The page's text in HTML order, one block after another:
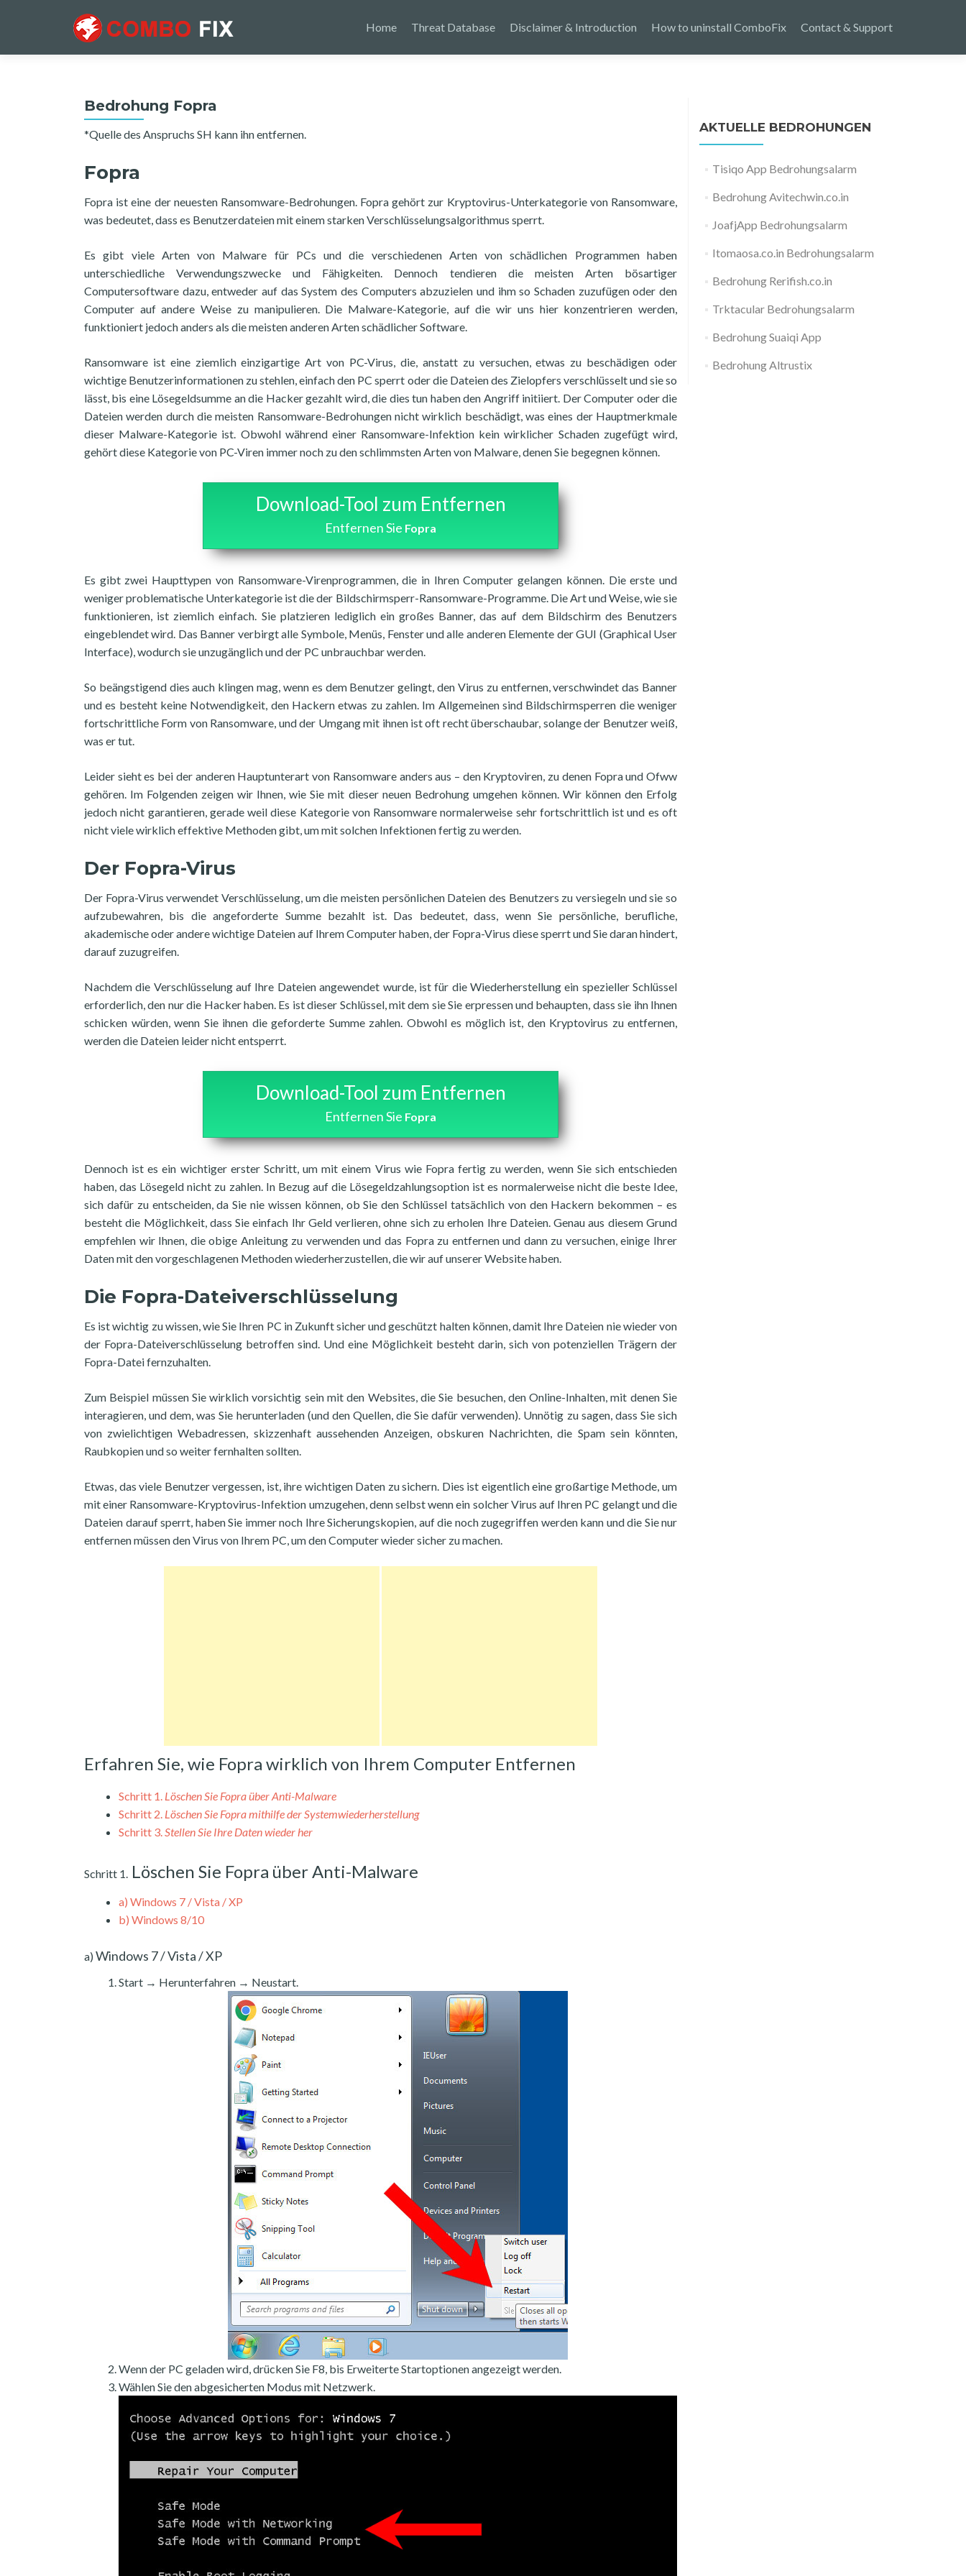
Home Threat Database Disclaimer & Introduction How to uninstall ComboFix Contact & Support
Bedrohung Fopra
*Quelle des Anspruchs SH kann ihn entfernen.
Fopra
Fopra ist eine der neuesten Ransomware-Bedrohungen. Fopra gehört zur Kryptovirus-Unterkategorie von Ransomware,
was bedeutet, dass es Benutzerdateien mit einem starken Verschlüsselungsalgorithmus sperrt.
Es gibt viele Arten von Malware für PCs und die verschiedenen Arten von schädlichen Programmen haben
unterschiedliche Verwendungszwecke und Fähigkeiten. Dennoch tendieren die meisten Arten bösartiger
Computersoftware dazu, entweder auf das System des Computers abzuzielen und ihm so Schaden zuzufügen oder den
Computer auf andere Weise zu manipulieren. Die Malware-Kategorie, auf die wir uns hier konzentrieren werden,
funktioniert jedoch anders als die meisten anderen Arten schädlicher Software.
Ransomware ist eine ziemlich einzigartige Art von PC-Virus, die, anstatt zu versuchen, etwas zu beschädigen oder
wichtige Benutzerinformationen zu stehlen, einfach den PC sperrt oder die Dateien des Zielopfers verschlüsselt und sie so
lässt, bis eine Lösegeldsumme an die Hacker gezahlt wird, die dies tun haben den Angriff initiiert. Der Computer oder die
Dateien werden durch die meisten Ransomware-Bedrohungen nicht wirklich beschädigt, was eines der Hauptmerkmale
dieser Malware-Kategorie ist. Obwohl während einer Ransomware-Infektion kein wirklicher Schaden zugefügt wird,
gehört diese Kategorie von PC-Viren immer noch zu den schlimmsten Arten von Malware, denen Sie begegnen können.
Download-Tool zum Entfernen
Entfernen Sie Fopra
Es gibt zwei Haupttypen von Ransomware-Virenprogrammen, die in Ihren Computer gelangen können. Die erste und
weniger problematische Unterkategorie ist die der Bildschirmsperr-Ransomware-Programme. Die Art und Weise, wie sie
funktionieren, ist ziemlich einfach. Sie platzieren lediglich ein großes Banner, das auf dem Bildschirm des Benutzers
eingeblendet wird. Das Banner verbirgt alle Symbole, Menüs, Fenster und alle anderen Elemente der GUI (Graphical User
Interface), wodurch sie unzugänglich und der PC unbrauchbar werden.
So beängstigend dies auch klingen mag, wenn es dem Benutzer gelingt, den Virus zu entfernen, verschwindet das Banner
und es besteht keine Notwendigkeit, den Hackern etwas zu zahlen. Im Allgemeinen sind Bildschirmsperren die weniger
fortschrittliche Form von Ransomware, und der Umgang mit ihnen ist oft recht überschaubar, solange der Benutzer weiß,
was er tut.
Leider sieht es bei der anderen Hauptunterart von Ransomware anders aus – den Kryptoviren, zu denen Fopra und Ofww
gehören. Im Folgenden zeigen wir Ihnen, wie Sie mit dieser neuen Bedrohung umgehen können. Wir können den Erfolg
jedoch nicht garantieren, gerade weil diese Kategorie von Ransomware normalerweise sehr fortschrittlich ist und es oft
nicht viele wirklich effektive Methoden gibt, um mit solchen Infektionen fertig zu werden.
Der Fopra-Virus
Der Fopra-Virus verwendet Verschlüsselung, um die meisten persönlichen Dateien des Benutzers zu versiegeln und sie so
aufzubewahren, bis die angeforderte Summe bezahlt ist. Das bedeutet, dass, wenn Sie persönliche, berufliche,
akademische oder andere wichtige Dateien auf Ihrem Computer haben, der Fopra-Virus diese sperrt und Sie daran hindert,
darauf zuzugreifen.
Nachdem die Verschlüsselung auf Ihre Dateien angewendet wurde, ist für die Wiederherstellung ein spezieller Schlüssel
erforderlich, den nur die Hacker haben. Es ist dieser Schlüssel, mit dem sie Sie erpressen und behaupten, dass sie ihn Ihnen
schicken würden, wenn Sie ihnen die geforderte Summe zahlen. Obwohl es möglich ist, den Kryptovirus zu entfernen,
werden die Dateien leider nicht entsperrt.
Download-Tool zum Entfernen
Entfernen Sie Fopra
Dennoch ist es ein wichtiger erster Schritt, um mit einem Virus wie Fopra fertig zu werden, wenn Sie sich entschieden
haben, das Lösegeld nicht zu zahlen. In Bezug auf die Lösegeldzahlungsoption ist es normalerweise nicht die beste Idee,
sich dafür zu entscheiden, da Sie nie wissen können, ob Sie den Schlüssel tatsächlich von den Hackern bekommen – es
besteht die Möglichkeit, dass Sie einfach Ihr Geld verlieren, ohne sich zu erholen Ihre Dateien. Genau aus diesem Grund
empfehlen wir Ihnen, die obige Anleitung zu verwenden und das Fopra zu entfernen und dann zu versuchen, einige Ihrer
Daten mit den vorgeschlagenen Methoden wiederherzustellen, die wir auf unserer Website haben.
Die Fopra-Dateiverschlüsselung
Es ist wichtig zu wissen, wie Sie Ihren PC in Zukunft sicher und geschützt halten können, damit Ihre Dateien nie wieder von
der Fopra-Dateiverschlüsselung betroffen sind. Und eine Möglichkeit besteht darin, sich von potenziellen Trägern der
Fopra-Datei fernzuhalten.
Zum Beispiel müssen Sie wirklich vorsichtig sein mit den Websites, die Sie besuchen, den Online-Inhalten, mit denen Sie
interagieren, und dem, was Sie herunterladen (und den Quellen, die Sie dafür verwenden). Unnötig zu sagen, dass Sie sich
von zwielichtigen Webadressen, skizzenhaft aussehenden Anzeigen, obskuren Nachrichten, die Spam sein könnten,
Raubkopien und so weiter fernhalten sollten.
Etwas, das viele Benutzer vergessen, ist, ihre wichtigen Daten zu sichern. Dies ist eigentlich eine großartige Methode, um
mit einer Ransomware-Kryptovirus-Infektion umzugehen, denn selbst wenn ein solcher Virus auf Ihren PC gelangt und die
Dateien darauf sperrt, haben Sie immer noch Ihre Sicherungskopien, auf die noch zugegriffen werden kann und die Sie nur
entfernen müssen den Virus von Ihrem PC, um den Computer wieder sicher zu machen.
Erfahren Sie, wie Fopra wirklich von Ihrem Computer Entfernen
Schritt 1. Löschen Sie Fopra über Anti-Malware
Schritt 2. Löschen Sie Fopra mithilfe der Systemwiederherstellung
Schritt 3.Stellen Sie Ihre Daten wieder her
Schritt 1. Löschen Sie Fopra über Anti-Malware
a) Windows 7 / Vista / XP
b) Windows 8/10
a) Windows 7 / Vista / XP
Start → Herunterfahren → Neustart.
Wenn der PC geladen wird, drücken Sie F8, bis Erweiterte Startoptionen angezeigt werden.
Wählen Sie den abgesicherten Modus mit Netzwerk.
AKTUELLE BEDROHUNGEN
Tisiqo App Bedrohungsalarm
Bedrohung Avitechwin.co.in
JoafjApp Bedrohungsalarm
Itomaosa.co.in Bedrohungsalarm
Bedrohung Rerifish.co.in
Trktacular Bedrohungsalarm
Bedrohung Suaiqi App
Bedrohung Altrustix